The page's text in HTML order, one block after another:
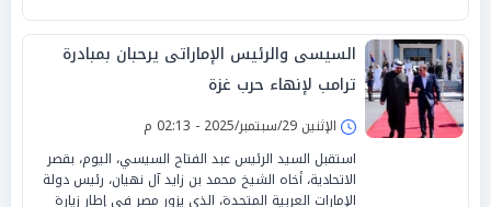
السيسى والرئيس الإماراتى يرحبان بمبادرة
ترامب لإنهاء حرب غزة
الإثنين 29/سبتمبر/2025 - 02:13 م
استقبل السيد الرئيس عبد الفتاح السيسي، اليوم، بقصر
الاتحادية، أخاه الشيخ محمد بن زايد آل نهيان، رئيس دولة
الإمارات العربية المتحدة، الذي يزور مصر في إطار زيارة